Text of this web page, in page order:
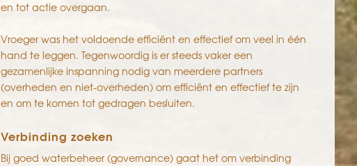
en tot actie overgaan.
Vroeger was het voldoende efficiënt en effectief om veel in één
hand te leggen. Tegenwoordig is er steeds vaker een
gezamenlijke inspanning nodig van meerdere partners
(overheden en niet-overheden) om efficiënt en effectief te zijn
en om te komen tot gedragen besluiten.
Verbinding zoeken
Bij goed waterbeheer (governance) gaat het om verbinding